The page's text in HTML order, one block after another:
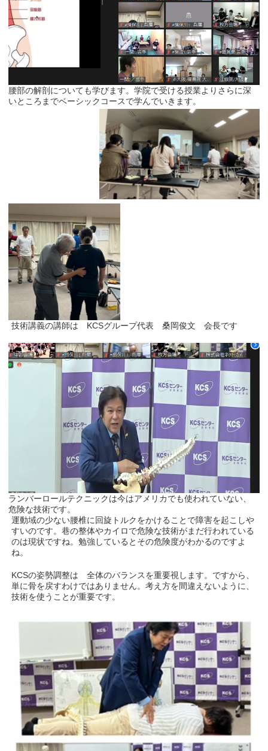
腰部の解剖についても学びます。学院で受ける授業よりさらに深
いところまでベーシックコースで学んでいきます。
技術講義の講師は KCSグループ代表 桑岡俊文 会長です
ランバーロールテクニックは今はアメリカでも使われていない、
危険な技術です。
運動域の少ない腰椎に回旋トルクをかけることで障害を起こしや
すいのです。巷の整体やカイロで危険な技術がまだ行われている
のは現状ですね。勉強しているとその危険度がわかるのですよ
ね。
KCSの姿勢調整は 全体のバランスを重要視します。ですから、
単に骨を戻すわけではありません。考え方を間違えないように、
技術を使うことが重要です。